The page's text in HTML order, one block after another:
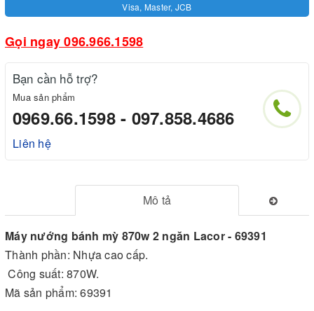
Visa, Master, JCB
Gọi ngay 096.966.1598
Bạn cần hỗ trợ?
Mua sản phẩm
0969.66.1598 - 097.858.4686
Liên hệ
Mô tả
Máy nướng bánh mỳ 870w 2 ngăn Lacor - 69391
Thành phần: Nhựa cao cấp.
Công suất: 870W.
Mã sản phẩm: 69391